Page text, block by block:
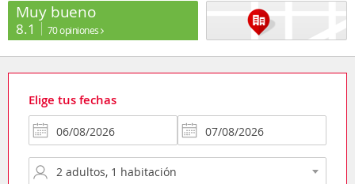
Muy bueno
8.1 70 opiniones
Elige tus fechas